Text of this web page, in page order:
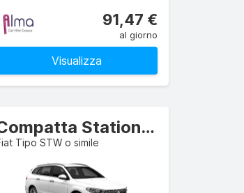
91,47 €
al giorno
Visualizza
Compatta Station wagon
Tipo STW o simile